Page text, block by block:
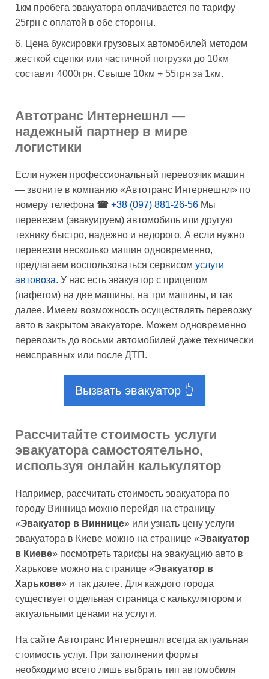
1км пробега эвакуатора оплачивается по тарифу
25грн с оплатой в обе стороны.
Цена буксировки грузовых автомобилей методом
жесткой сцепки или частичной погрузки до 10км
составит 4000грн. Свыше 10км + 55грн за 1км.
Автотранс Интернешнл —
надежный партнер в мире
логистики
Если нужен профессиональный перевозчик машин
— звоните в компанию «Автотранс Интернешнл» по
номеру телефона ☎ +38 (097) 881-26-56 Мы
перевезем (эвакуируем) автомобиль или другую
технику быстро, надежно и недорого. А если нужно
перевезти несколько машин одновременно,
предлагаем воспользоваться сервисом услуги
автовоза. У нас есть эвакуатор с прицепом
(лафетом) на две машины, на три машины, и так
далее. Имеем возможность осуществлять перевозку
авто в закрытом эвакуаторе. Можем одновременно
перевозить до восьми автомобилей даже технически
неисправных или после ДТП.
Вызвать эвакуатор 👆
Рассчитайте стоимость услуги
эвакуатора самостоятельно,
используя онлайн калькулятор
Например, рассчитать стоимость эвакуатора по
городу Винница можно перейдя на страницу
«Эвакуатор в Виннице» или узнать цену услуги
эвакуатора в Киеве можно на странице «Эвакуатор
в Киеве» посмотреть тарифы на эвакуацию авто в
Харькове можно на странице «Эвакуатор в
Харькове» и так далее. Для каждого города
существует отдельная страница с калькулятором и
актуальными ценами на услуги.
На сайте Автотранс Интернешнл всегда актуальная
стоимость услуг. При заполнении формы
необходимо всего лишь выбрать тип автомобиля